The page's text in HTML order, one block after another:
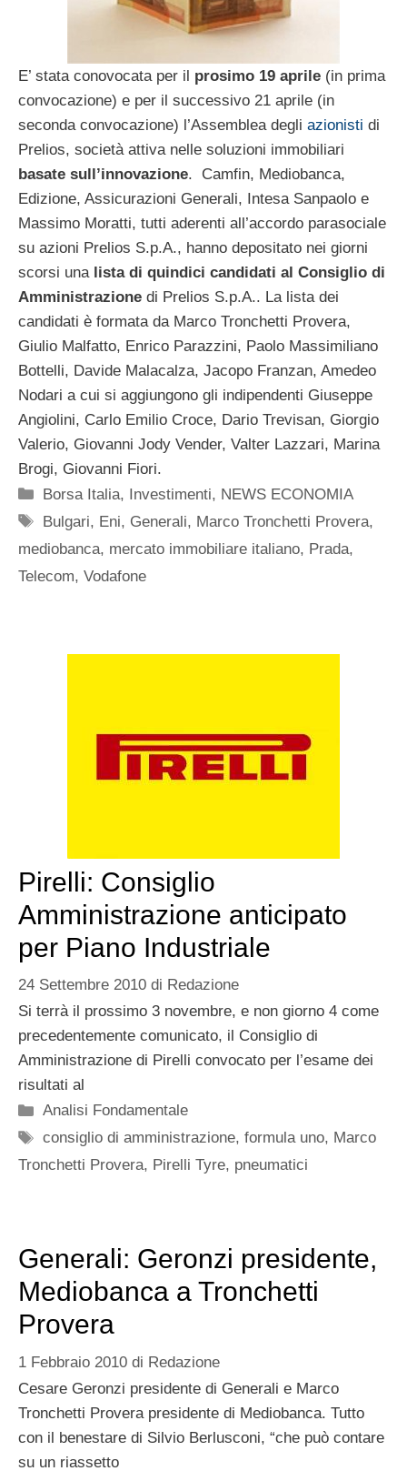
E’ stata conovocata per il prosimo 19 aprile (in prima
convocazione) e per il successivo 21 aprile (in
seconda convocazione) l’Assemblea degli azionisti di
Prelios, società attiva nelle soluzioni immobiliari
basate sull’innovazione. Camfin, Mediobanca,
Edizione, Assicurazioni Generali, Intesa Sanpaolo e
Massimo Moratti, tutti aderenti all’accordo parasociale
su azioni Prelios S.p.A., hanno depositato nei giorni
scorsi unalista di quindici candidati al Consiglio di
Amministrazione di Prelios S.p.A.. La lista dei
candidati è formata da Marco Tronchetti Provera,
Giulio Malfatto, Enrico Parazzini, Paolo Massimiliano
Bottelli, Davide Malacalza, Jacopo Franzan, Amedeo
Nodari a cui si aggiungono gli indipendenti Giuseppe
Angiolini, Carlo Emilio Croce, Dario Trevisan, Giorgio
Valerio, Giovanni Jody Vender, Valter Lazzari, Marina
Brogi, Giovanni Fiori.
Categorie
Borsa Italia, Investimenti, NEWS ECONOMIA
Tag
Bulgari, Eni, Generali, Marco Tronchetti Provera,
mediobanca, mercato immobiliare italiano, Prada,
Telecom, Vodafone
Pirelli: Consiglio
Amministrazione anticipato
per Piano Industriale
24 Settembre 2010 di Redazione
Si terrà il prossimo 3 novembre, e non giorno 4 come
precedentemente comunicato, il Consiglio di
Amministrazione di Pirelli convocato per l’esame dei
risultati al
Categorie
Analisi Fondamentale
Tag
consiglio di amministrazione,formula uno, Marco
Tronchetti Provera, Pirelli Tyre, pneumatici
Generali: Geronzi presidente,
Mediobanca a Tronchetti
Provera
1 Febbraio 2010 di Redazione
Cesare Geronzi presidente di Generali e Marco
Tronchetti Provera presidente di Mediobanca. Tutto
con il benestare di Silvio Berlusconi, “che può contare
su un riassetto